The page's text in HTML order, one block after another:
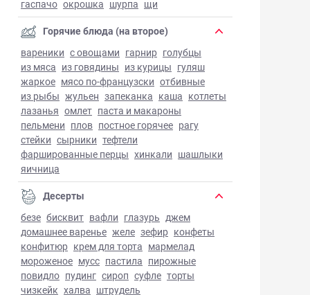
гаспачо окрошка шурпа щи
Горячие блюда (на второе)
вареники с овощами гарнир голубцы
из мяса из говядины из курицы гуляш
жаркое мясо по-французски отбивные
из рыбы жульен запеканка каша котлеты
лазанья омлет паста и макароны
пельмени плов постное горячее рагу
стейки сырники тефтели
фаршированные перцы хинкали шашлыки
яичница
Десерты
безе бисквит вафли глазурь джем
домашнее варенье желе зефир конфеты
конфитюр крем для торта мармелад
мороженое мусс пастила пирожные
повидло пудинг сироп суфле торты
чизкейк халва штрудель